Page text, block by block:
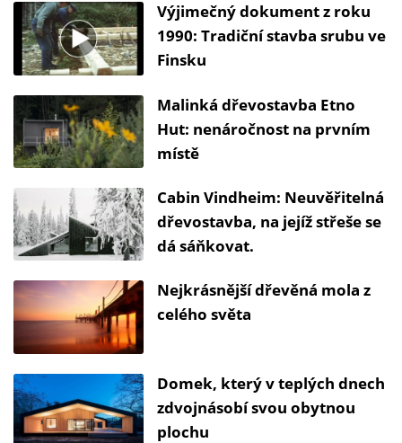
Výjimečný dokument z roku
1990: Tradiční stavba srubu ve
Finsku
Malinká dřevostavba Etno
Hut: nenáročnost na prvním
místě
Cabin Vindheim: Neuvěřitelná
dřevostavba, na jejíž střeše se
dá sáňkovat.
Nejkrásnější dřevěná mola z
celého světa
Domek, který v teplých dnech
zdvojnásobí svou obytnou
plochu